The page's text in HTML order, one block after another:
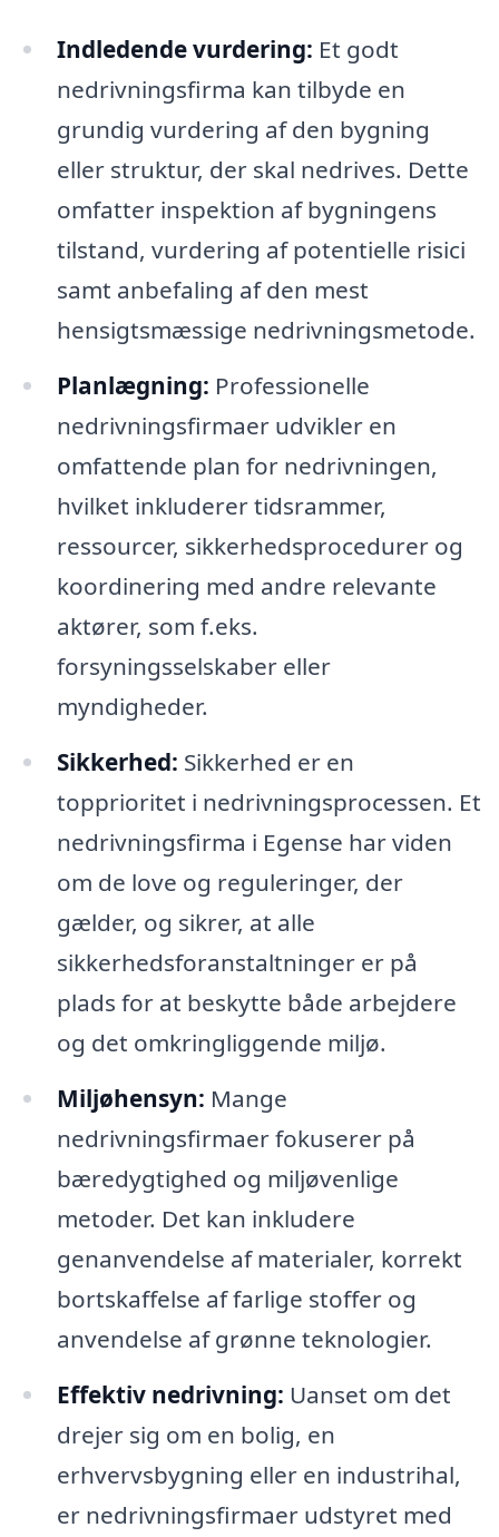
Indledende vurdering: Et godt
nedrivningsfirma kan tilbyde en
grundig vurdering af den bygning
eller struktur, der skal nedrives. Dette
omfatter inspektion af bygningens
tilstand, vurdering af potentielle risici
samt anbefaling af den mest
hensigtsmæssige nedrivningsmetode.
Planlægning: Professionelle
nedrivningsfirmaer udvikler en
omfattende plan for nedrivningen,
hvilket inkluderer tidsrammer,
ressourcer, sikkerhedsprocedurer og
koordinering med andre relevante
aktører, som f.eks.
forsyningsselskaber eller
myndigheder.
Sikkerhed: Sikkerhed er en
topprioritet i nedrivningsprocessen. Et
nedrivningsfirma i Egense har viden
om de love og reguleringer, der
gælder, og sikrer, at alle
sikkerhedsforanstaltninger er på
plads for at beskytte både arbejdere
og det omkringliggende miljø.
Miljøhensyn: Mange
nedrivningsfirmaer fokuserer på
bæredygtighed og miljøvenlige
metoder. Det kan inkludere
genanvendelse af materialer, korrekt
bortskaffelse af farlige stoffer og
anvendelse af grønne teknologier.
Effektiv nedrivning: Uanset om det
drejer sig om en bolig, en
erhvervsbygning eller en industrihal,
er nedrivningsfirmaer udstyret med